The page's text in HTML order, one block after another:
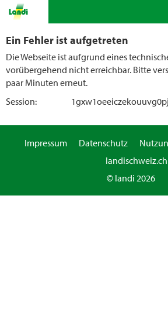
Ein Fehler ist aufgetreten
Die Webseite ist aufgrund eines
vorübergehend nicht erreichbar. Bitte
paar Minuten erneut.
Session:
Impressum Datenschutz
landischweiz.ch
© landi 2026